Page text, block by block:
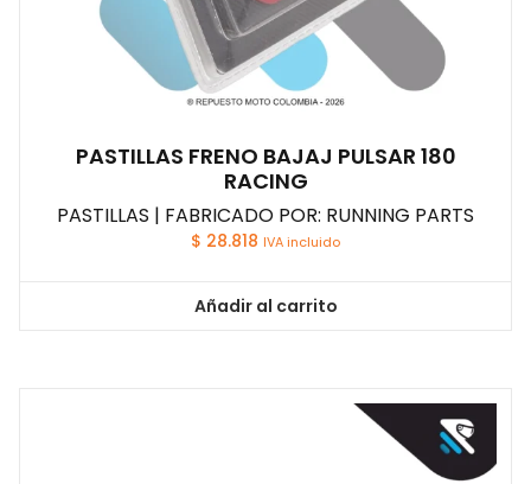
PASTILLAS FRENO BAJAJ PULSAR 180
RACING
PASTILLAS | FABRICADO POR: RUNNING PARTS
$ 28.818 IVA incluido
Añadir al carrito